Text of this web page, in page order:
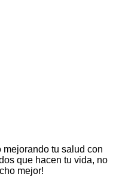
tu salud con
que hacen tu vida, no
mejor!